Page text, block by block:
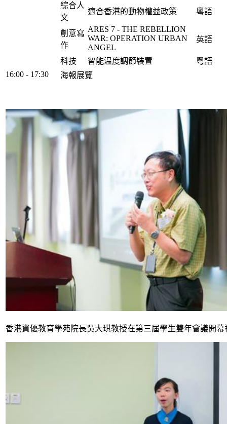
綜合人
文
適合香港的動物權益政策 粵語
創意寫
作
ARES 7 - THE REBELLION
WAR: OPERATION URBAN
ANGEL
英語
科技 智能温度調節裝置
粵語
16:00 - 17:30
海報展覽
香港資優教育學苑院長吳大琪教授在第三屆學生雙年會議開幕